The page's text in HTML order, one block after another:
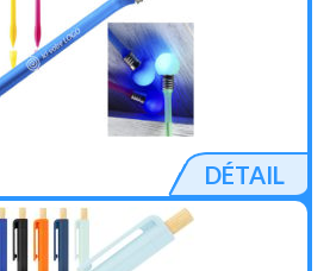
DÉTAIL